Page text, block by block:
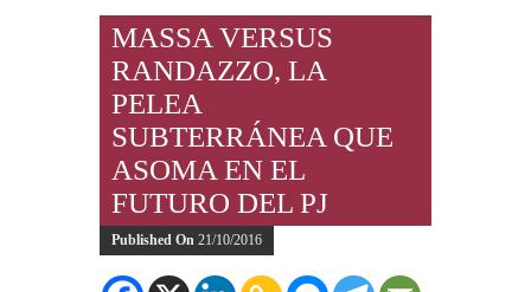
MASSA VERSUS
RANDAZZO, LA
PELEA
SUBTERRÁNEA QUE
ASOMA EN EL
FUTURO DEL PJ
Published On 21/10/2016